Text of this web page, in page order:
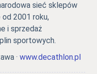
sieć sklepów
2001 roku,
i sprzedaż
sportowych.
· www.decathlon.pl